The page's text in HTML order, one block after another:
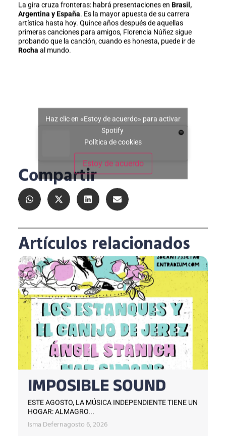
La gira cruza fronteras: habrá presentaciones en Brasil,
Argentina y España. Es la mayor apuesta de su carrera
artística hasta hoy. Quince años después de aquellas
primeras canciones para amigos, Florencia Núñez sigue
probando que la canción, cuando es honesta, puede ir de
Rocha al mundo.
Haz clic en «Estoy de acuerdo» para activar
Spotify
Política de cookies
Estoy de acuerdo
Compartir
Artículos relacionados
IMPOSIBLE SOUND
ESTE AGOSTO, LA MÚSICA INDEPENDIENTE TIENE UN
HOGAR: ALMAGRO...
Isma Defernagosto 6, 2026